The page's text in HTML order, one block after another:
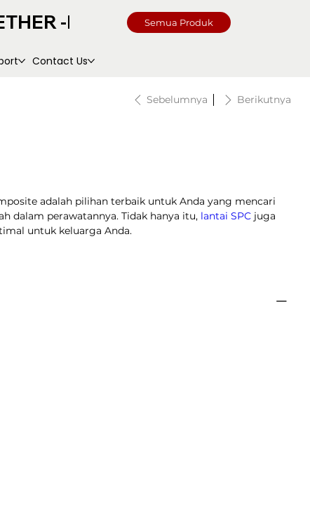
Contact Us
Semua Produk
Sebelumnya Berikutnya
adalah pilihan terbaik untuk Anda yang mencari
dalam perawatannya. Tidak hanya itu, lantai SPC juga
untuk keluarga Anda.